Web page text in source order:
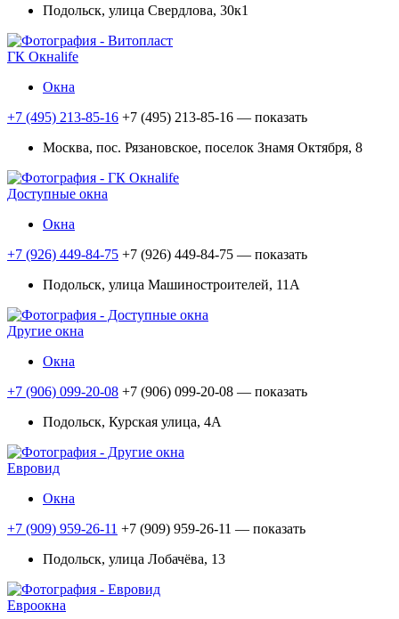
Подольск, улица Свердлова, 30к1
ГК Окнаlife
Окна
+7 (495) 213-85-16 +7 (495) 213-85-16 — показать
Москва, пос. Рязановское, поселок Знамя Октября, 8
Доступные окна
Окна
+7 (926) 449-84-75 +7 (926) 449-84-75 — показать
Подольск, улица Машиностроителей, 11А
Другие окна
Окна
+7 (906) 099-20-08 +7 (906) 099-20-08 — показать
Подольск, Курская улица, 4А
Евровид
Окна
+7 (909) 959-26-11 +7 (909) 959-26-11 — показать
Подольск, улица Лобачёва, 13
Евроокна